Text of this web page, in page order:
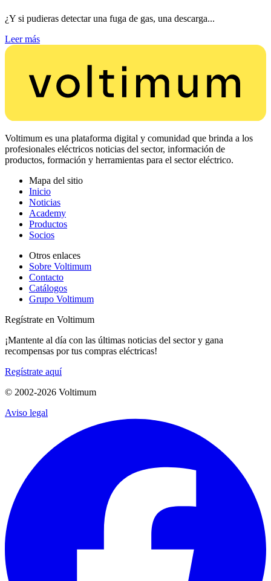
¿Y si pudieras detectar una fuga de gas, una descarga...
Leer más
Voltimum es una plataforma digital y comunidad que brinda a los
profesionales eléctricos noticias del sector, información de
productos, formación y herramientas para el sector eléctrico.
Mapa del sitio
Inicio
Noticias
Academy
Productos
Socios
Otros enlaces
Sobre Voltimum
Contacto
Catálogos
Grupo Voltimum
Regístrate en Voltimum
¡Mantente al día con las últimas noticias del sector y gana
recompensas por tus compras eléctricas!
Regístrate aquí
© 2002-2026 Voltimum
Aviso legal